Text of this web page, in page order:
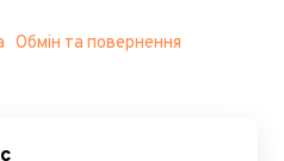
Обмін та повернення